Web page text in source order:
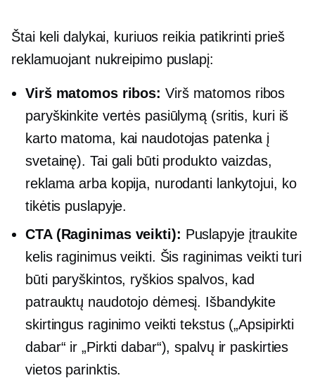
Štai keli dalykai, kuriuos reikia patikrinti prieš
reklamuojant nukreipimo puslapį:
Virš matomos ribos: Virš matomos ribos
paryškinkite vertės pasiūlymą (sritis, kuri iš
karto matoma, kai naudotojas patenka į
svetainę). Tai gali būti produkto vaizdas,
reklama arba kopija, nurodanti lankytojui, ko
tikėtis puslapyje.
CTA (Raginimas veikti): Puslapyje įtraukite
kelis raginimus veikti. Šis raginimas veikti turi
būti paryškintos, ryškios spalvos, kad
patrauktų naudotojo dėmesį. Išbandykite
skirtingus raginimo veikti tekstus („Apsipirkti
dabar“ ir „Pirkti dabar“), spalvų ir paskirties
vietos parinktis.